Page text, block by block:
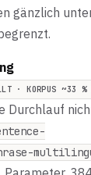
gänzlich
· KORPUS ~33 %
Durchlauf